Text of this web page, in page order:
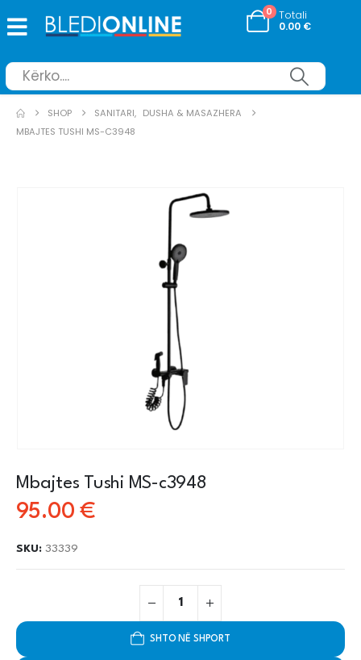
0 Totali
0.00 €
SHOP SANITARI, DUSHA & MASAZHERA
MBAJTES TUSHI MS-C3948
Mbajtes Tushi MS-c3948
95.00€
SKU: 33339
SHTO NË SHPORT